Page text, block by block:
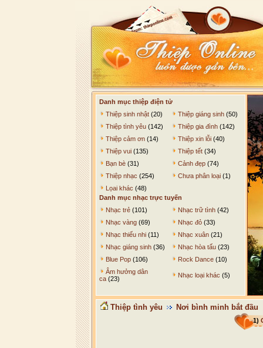
Danh mục thiệp điện tử
Thiệp sinh nhật (20) Thiệp giáng sinh (50)
Thiệp tình yêu (142) Thiệp gia đình (142)
Thiệp cảm ơn (14) Thiệp xin lỗi (40)
Thiệp vui (135) Thiệp tết (34)
Bạn bè (31) Cảnh đẹp (74)
Thiệp nhạc (254) Chưa phân loại (1)
Lọai khác (48)
Danh mục nhạc trực tuyến
Nhạc trẻ (101) Nhạc trữ tình (42)
Nhạc vàng (69) Nhạc đỏ (33)
Nhạc thiếu nhi (11) Nhạc xuân (21)
Nhạc giáng sinh (36) Nhạc hòa tấu (23)
Blue Pop (106) Rock Dance (10)
Âm hưởng dân
ca (23) Nhạc loại khác (5)
Thiệp tình yêu Nơi bình minh bắt đầu
1)